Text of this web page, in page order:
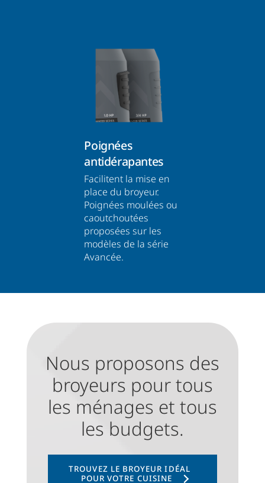
Poignées
antidérapantes
Facilitent la mise en
place du broyeur.
Poignées moulées ou
caoutchoutées
proposées sur les
modèles de la série
Avancée.
Nous proposons des
broyeurs pour tous
les ménages et tous
les budgets.
TROUVEZ LE BROYEUR IDÉAL
POUR VOTRE CUISINE